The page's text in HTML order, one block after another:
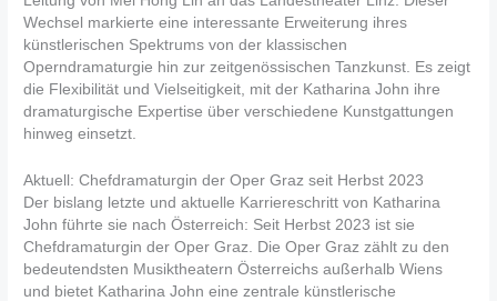
Wechsel markierte eine interessante Erweiterung ihres
künstlerischen Spektrums von der klassischen
Operndramaturgie hin zur zeitgenössischen Tanzkunst. Es zeigt
die Flexibilität und Vielseitigkeit, mit der Katharina John ihre
dramaturgische Expertise über verschiedene Kunstgattungen
hinweg einsetzt.
Aktuell: Chefdramaturgin der Oper Graz seit Herbst 2023
Der bislang letzte und aktuelle Karriereschritt von Katharina
John führte sie nach Österreich: Seit Herbst 2023 ist sie
Chefdramaturgin der Oper Graz. Die Oper Graz zählt zu den
bedeutendsten Musiktheatern Österreichs außerhalb Wiens
und bietet Katharina John eine zentrale künstlerische